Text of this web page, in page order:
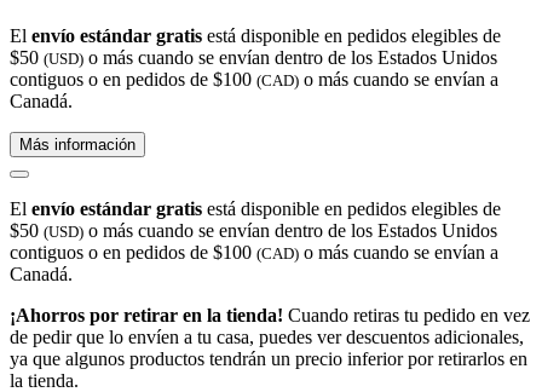
El envío estándar gratis está disponible en pedidos elegibles de
$50 (USD) o más cuando se envían dentro de los Estados Unidos
contiguos o en pedidos de $100 (CAD) o más cuando se envían a
Canadá.
Más información
El envío estándar gratis está disponible en pedidos elegibles de
$50 (USD) o más cuando se envían dentro de los Estados Unidos
contiguos o en pedidos de $100 (CAD) o más cuando se envían a
Canadá.
¡Ahorros por retirar en la tienda! Cuando retiras tu pedido en vez
de pedir que lo envíen a tu casa, puedes ver descuentos adicionales,
ya que algunos productos tendrán un precio inferior por retirarlos en
la tienda.